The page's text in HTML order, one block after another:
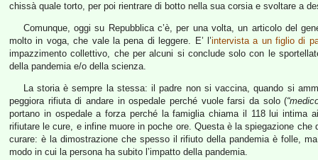
chissà quale torto, per poi rientrare di botto nella sua corsia e svoltare a
Comunque, oggi su Repubblica c’è, per una volta, un articolo del
molto in voga, che vale la pena di leggere. E’ l’intervista a un figlio di
impazzimento collettivo, che per alcuni si conclude solo con le
della pandemia e/o della scienza.
La storia è sempre la stessa: il padre non si vaccina, quando si
peggiora rifiuta di andare in ospedale perché vuole farsi da solo (
portano in ospedale a forza perché la famiglia chiama il 118 lui intima
rifiutare le cure, e infine muore in poche ore. Questa è la spiegazione
curare: è la dimostrazione che spesso il rifiuto della pandemia è folle,
modo in cui la persona ha subito l’impatto della pandemia.